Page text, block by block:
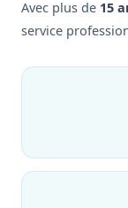
Avec plus de 15
service